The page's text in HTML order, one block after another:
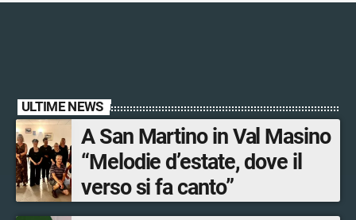
ULTIME NEWS
A San Martino in Val Masino
“Melodie d’estate, dove il
verso si fa canto”